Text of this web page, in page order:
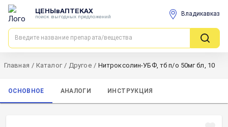
ЦЕНЫвАПТЕКАХ
поиск выгодных предложений Владикавказ
Главная / Каталог / Другое / Нитроксолин-УБФ, тб п/о 50мг бл, 10
ОСНОВНОЕ АНАЛОГИ ИНСТРУКЦИЯ